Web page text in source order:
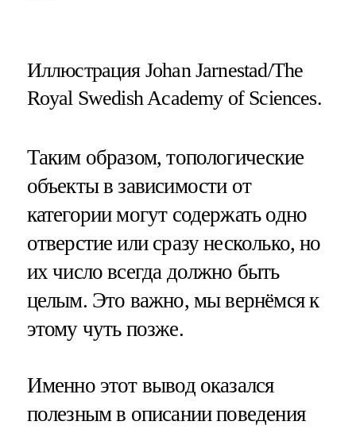
Иллюстрация Johan Jarnestad/The
Royal Swedish Academy of Sciences.
Таким образом, топологические
объекты в зависимости от
категории могут содержать одно
отверстие или сразу несколько, но
их число всегда должно быть
целым. Это важно, мы вернёмся к
этому чуть позже.
Именно этот вывод оказался
полезным в описании поведения